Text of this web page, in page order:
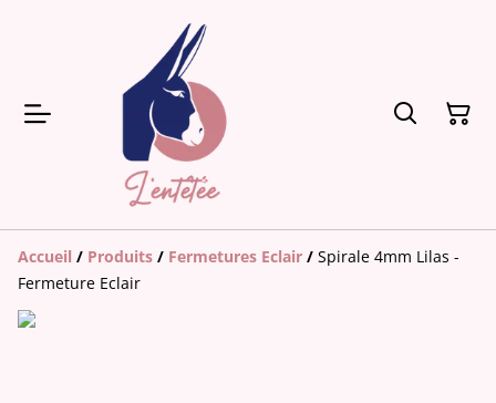
Accueil / Produits / Fermetures Eclair / Spirale 4mm Lilas -
Fermeture Eclair